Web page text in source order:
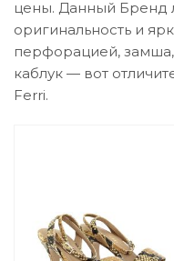
цены. Данный Бренд
оригинальность и
перфорацией,
каблук — вот
Ferri.